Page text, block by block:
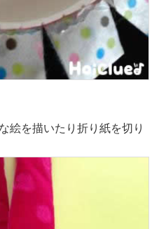
絵を描いたり折り紙を切り